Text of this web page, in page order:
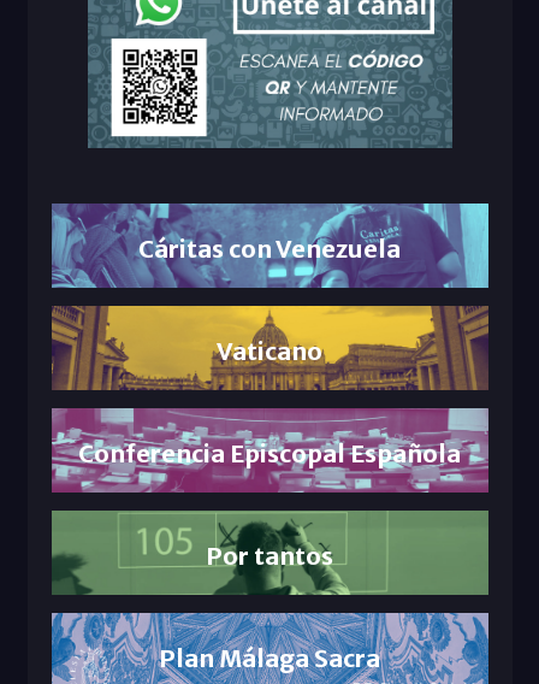
Cáritas con Venezuela
Vaticano
Conferencia Episcopal Española
Por tantos
Plan Málaga Sacra